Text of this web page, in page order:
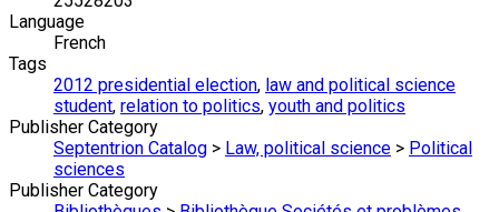
Language
French
Tags
2012 presidential election, law and political science
student, relation to politics, youth and politics
Publisher Category
Septentrion Catalog > Law, political science > Political
sciences
Publisher Category